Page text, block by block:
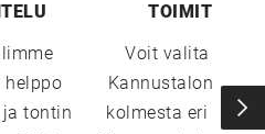
helppo
tontin
Voit valita
Kannustalon
kolmesta eri